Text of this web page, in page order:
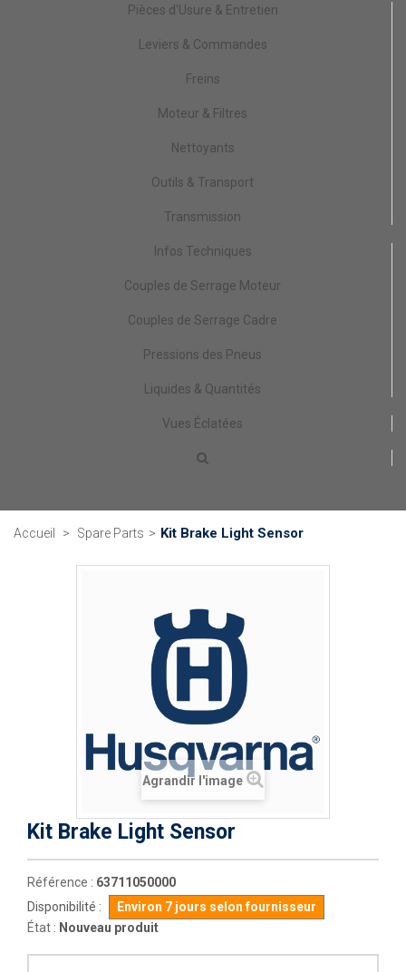
Pièces d'Usure & Entretien
Leviers & Commandes
Freins
Moteur & Filtres
Nettoyants
Outils & Transport
Transmission
Infos Techniques
Couples de Serrage Moteur
Couples de Serrage Cadre
Pressions des Pneus
Liquides & Quantités
Vues Éclatées
Accueil > Spare Parts > Kit Brake Light Sensor
Agrandir l'image
Kit Brake Light Sensor
Référence : 63711050000
Disponibilité :
Environ 7 jours selon fournisseur
État : Nouveau produit